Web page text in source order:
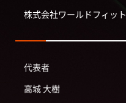
株式会社ワールドフィット
代表者
高城 大樹